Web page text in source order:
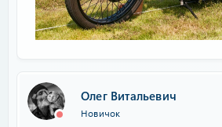
Олег Витальевич
Новичок